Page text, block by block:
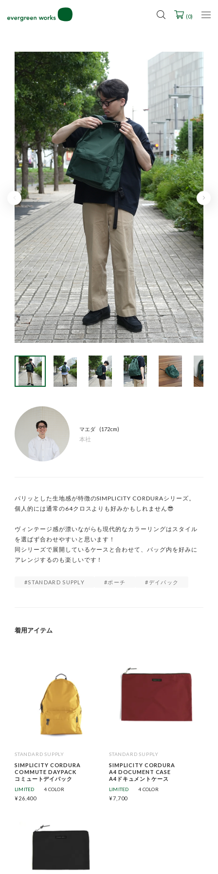
2027年ご入学用ランドセル受注会スケジュール
(0)
マエダ
本社
172cm
パリッとした生地感が特徴のSIMPLICITY CORDURAシリーズ。
個人的には通常の64クロスよりも好みかもしれません😎
ヴィンテージ感が漂いながらも現代的なカラーリングはスタイル
を選ばず合わせやすいと思います！
同シリーズで展開しているケースと合わせて、バッグ内を好みに
アレンジするのも楽しいです！
STANDARD SUPPLY ポーチ デイパック
着用アイテム
STANDARD SUPPLY
SIMPLICITY CORDURA
COMMUTE DAYPACK
コミュートデイパック
LIMITED 4 COLOR
¥26,400
STANDARD SUPPLY
SIMPLICITY CORDURA
A4 DOCUMENT CASE
A4ドキュメントケース
LIMITED 4 COLOR
¥7,700